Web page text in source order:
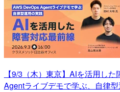
【9/3（木）東京】AIを活用し
Agentライブデモで学ぶ、自律